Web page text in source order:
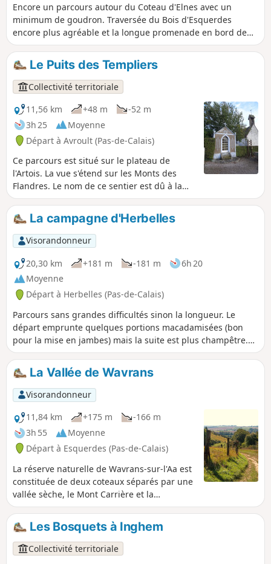
Encore un parcours autour du Coteau d'Elnes avec un
minimum de goudron. Traversée du Bois d'Esquerdes
encore plus agréable et la longue promenade en bord de
rivière est des plus plaisante. Enfin, le passage par le
coteau, surtout par beau temps, est un vrai bonheur (même
si on y souffre un peu !)
Le Puits des Templiers
Collectivité territoriale
11,56 km
+48 m
-52 m
3h 25
Moyenne
Départ à Avroult (Pas-de-Calais)
Ce parcours est situé sur le plateau de
l'Artois. La vue s'étend sur les Monts des
Flandres. Le nom de ce sentier est dû à la
présence d'un puits à proximité de l'église,
creusé par les Templiers. C'est un sentier
balisé de la Communauté d'Agglomération
du Pays de Saint-Omer.
La campagne d'Herbelles
Visorandonneur
20,30 km
+181 m -181 m
6h 20
Moyenne
Départ à Herbelles (Pas-de-Calais)
Parcours sans grandes difficultés sinon la longueur. Le
départ emprunte quelques portions macadamisées (bon
pour la mise en jambes) mais la suite est plus champêtre.
Pour les amateurs, présence de nombreuses chapelles.
La Vallée de Wavrans
Visorandonneur
11,84 km
+175 m
-166 m
3h 55
Moyenne
Départ à Esquerdes (Pas-de-Calais)
La réserve naturelle de Wavrans-sur-l'Aa est
constituée de deux coteaux séparés par une
vallée sèche, le Mont Carrière et la
Montagne d'Elnes. Les pentes crayeuses de
la réserve ont un caractère abrupt et
inhabituel pour la région. Elles ont aussi été
"sculptées" par les bombes de la seconde
guerre mondiale.
Les Bosquets à Inghem
Collectivité territoriale